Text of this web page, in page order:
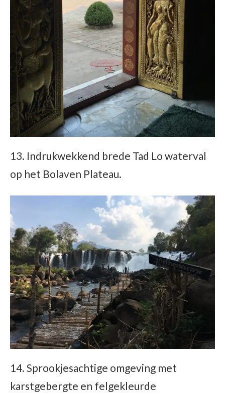
13. Indrukwekkend brede Tad Lo waterval
op het Bolaven Plateau.
14. Sprookjesachtige omgeving met
karstgebergte en felgekleurde